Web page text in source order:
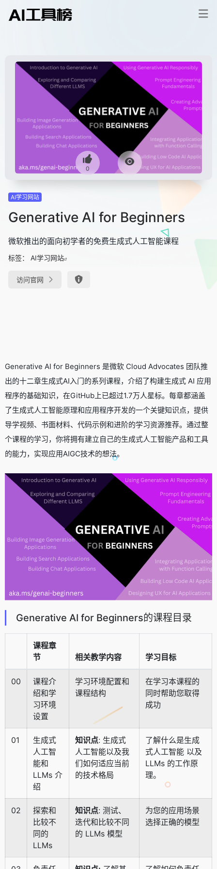
0
AI学习网站
Generative AI for Beginners
微软推出的面向初学者的免费生成式人工智能课程
标签： AI学习网站
访问官网
Generative AI for Beginners 是微软 Cloud Advocates 团队推
出的十二章生成式AI入门的系列课程，介绍了构建生成式 AI 应用
程序的基础知识，在GitHub上已超过1.7万人星标。每章都涵盖
了生成式人工智能原理和应用程序开发的一个关键知识点，提供
导学视频、书面材料、代码示例和进阶的学习资源推荐。通过整
个课程的学习，你将拥有建立自己的生成式人工智能产品和工具
的能力，实现应用AIGC技术的想法。
Generative AI for Beginners的课程目录
课程章
节
相关教学内容 学习目标
00
课程介
绍和学
习环境
设置
学习环境配置和
课程结构
在学习本课程的
同时帮助您取得
成功
01
生成式
人工智
能和
LLMs 介
绍
知识点: 生成式
人工智能以及我
们如何适应当前
的技术格局
了解什么是生成
式人工智能 以及
LLMs 的工作原
理。
02
探索和
比较不
同的
LLMs
知识点: 测试、
迭代和比较不同
的 LLMs 模型
为您的应用场景
选择正确的模型